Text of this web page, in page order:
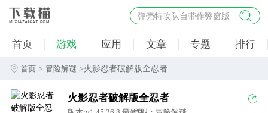
弹壳特攻队自带作弊窗版
杀手47行动
地狱幸存者破解版
首页 游戏 应用 文章 专题 排行
首页 > 冒险解谜 >火影忍者破解版全忍者
火影忍者破解版全忍者